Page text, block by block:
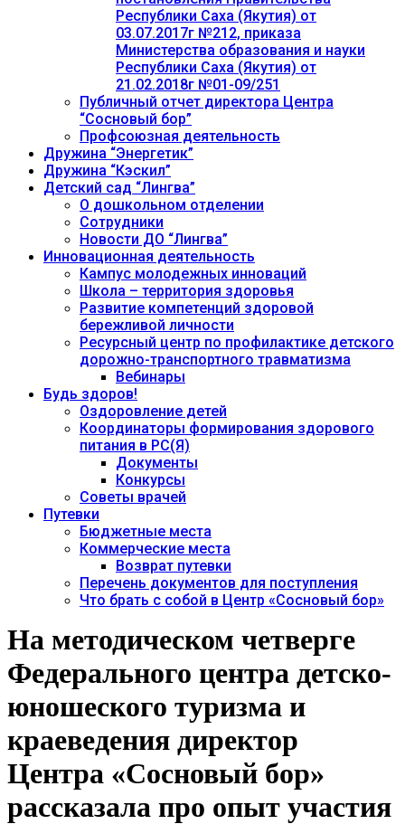
Республики Саха (Якутия) от
03.07.2017г №212, приказа
Министерства образования и науки
Республики Саха (Якутия) от
21.02.2018г №01-09/251
Публичный отчет директора Центра
“Сосновый бор”
Профсоюзная деятельность
Дружина “Энергетик”
Дружина “Кэскил”
Детский сад “Лингва”
О дошкольном отделении
Сотрудники
Новости ДО “Лингва”
Инновационная деятельность
Кампус молодежных инноваций
Школа – территория здоровья
Развитие компетенций здоровой
бережливой личности
Ресурсный центр по профилактике детского
дорожно-транспортного травматизма
Вебинары
Будь здоров!
Оздоровление детей
Координаторы формирования здорового
питания в РС(Я)
Документы
Конкурсы
Советы врачей
Путевки
Бюджетные места
Коммерческие места
Возврат путевки
Перечень документов для поступления
Что брать с собой в Центр «Сосновый бор»
На методическом четверге
Федерального центра детско-
юношеского туризма и
краеведения директор
Центра «Сосновый бор»
рассказала про опыт участия